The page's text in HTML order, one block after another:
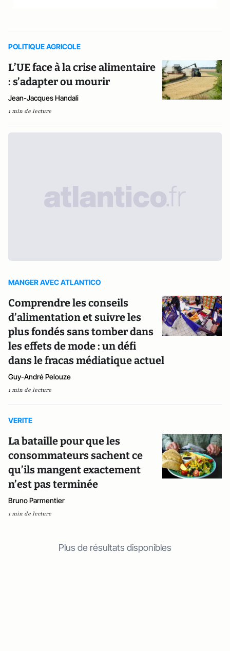
POLITIQUE AGRICOLE
L’UE face à la crise alimentaire
: s’adapter ou mourir
Jean-Jacques Handali
1 min de lecture
MANGER AVEC ATLANTICO
Comprendre les conseils
d’alimentation et suivre les
plus fondés sans tomber dans
les effets de mode : un défi
dans le fracas médiatique actuel
Guy-André Pelouze
1 min de lecture
VERITE
La bataille pour que les
consommateurs sachent ce
qu’ils mangent exactement
n’est pas terminée
Bruno Parmentier
1 min de lecture
Plus de résultats disponibles